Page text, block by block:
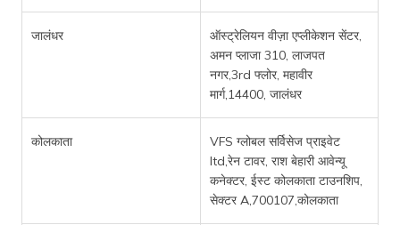
जालंधर
ऑस्ट्रेलियन वीज़ा एप्लीकेशन सेंटर,
अमन प्लाजा 310, लाजपत
नगर,3rd फ्लोर, महावीर
मार्ग,14400, जालंधर
कोलकाता
VFS ग्लोबल सर्विसेज प्राइवेट
ltd,रेन टावर, राश बेहारी आवेन्यू
कनेक्टर, ईस्ट कोलकाता टाउनशिप,
सेक्टर A,700107,कोलकाता